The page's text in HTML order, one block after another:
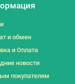
и обмен
и Оплата
новости
покупателям